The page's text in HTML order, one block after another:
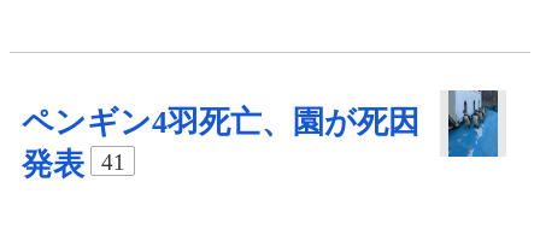
ペンギン4羽死亡、園が死因
発表
41